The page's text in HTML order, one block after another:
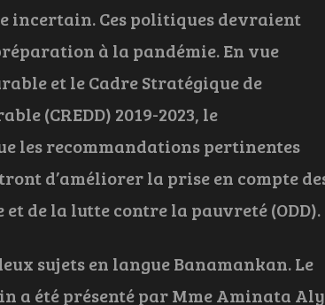
incertain. Ces politiques devraient
à la pandémie. En vue
et le Cadre Stratégique de
(CREDD) 2019-2023, le
les recommandations pertinentes
d’améliorer la prise en compte
de la lutte contre la pauvreté (ODD).
sujets en langue Banamankan. Le
a été présenté par Mme Aminata Aly